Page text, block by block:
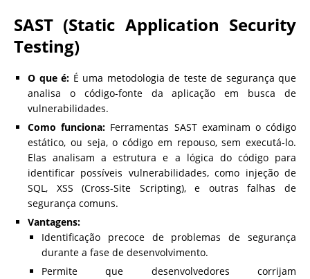
SAST (Static Application Security
Testing)
O que é: É uma metodologia de teste de segurança que
analisa o código-fonte da aplicação em busca de
vulnerabilidades.
Como funciona: Ferramentas SAST examinam o código
estático, ou seja, o código em repouso, sem executá-lo.
Elas analisam a estrutura e a lógica do código para
identificar possíveis vulnerabilidades, como injeção de
SQL, XSS (Cross-Site Scripting), e outras falhas de
segurança comuns.
Vantagens:
Identificação precoce de problemas de segurança
durante a fase de desenvolvimento.
Permite que desenvolvedores corrijam